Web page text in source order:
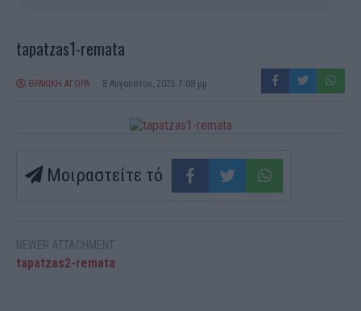
tapatzas1-remata
ΘΡΑΚΙΚΗ ΑΓΟΡΑ 8 Αυγούστου, 2025 7:08 μμ
Μοιραστείτε τό
NEWER ATTACHMENT
tapatzas2-remata